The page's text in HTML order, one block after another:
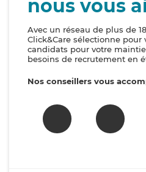
nous vous
Avec un réseau de plus de
Click&Care sélectionne pour
candidats pour votre
besoins de recrutement en
Nos conseillers vous